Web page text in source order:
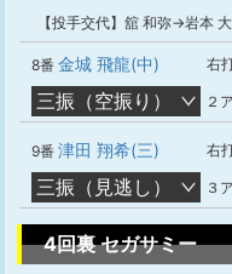
【投手交代】舘 和弥→岩本
8番 金城 飛龍(中) 右
三振（空振り） ２
9番 津田 翔希(三) 右
三振（見逃し） ３
4回裏 セガサミー